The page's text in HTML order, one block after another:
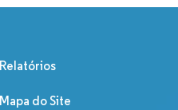
Relatórios
Mapa do Site